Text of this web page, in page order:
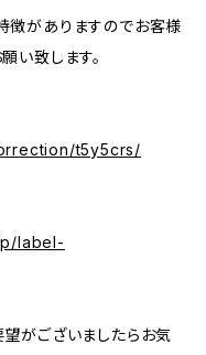
徴がありますのでお客様
い致します。
t5y5crs/
label-
がございましたらお気